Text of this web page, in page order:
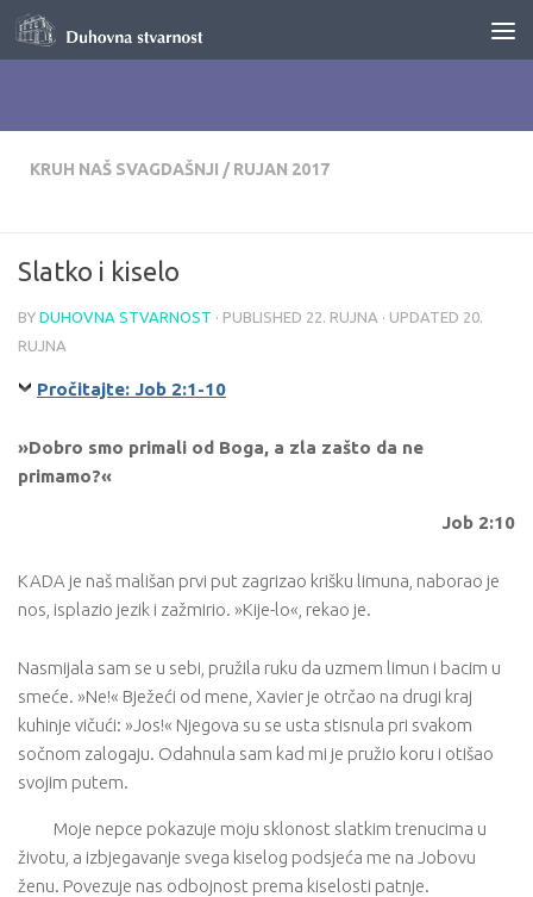
Skip to content
KRUH NAŠ SVAGDAŠNJI / RUJAN 2017
Slatko i kiselo
BY DUHOVNA STVARNOST · PUBLISHED 22. RUJNA · UPDATED 20.
RUJNA
Pročitajte: Job 2:1-10
»Dobro smo primali od Boga, a zla zašto da ne
primamo?«
Job 2:10
KADA je naš mališan prvi put zagrizao krišku limuna, naborao je
nos, isplazio jezik i zažmirio. »Kije-lo«, rekao je.
Nasmijala sam se u sebi, pružila ruku da uzmem limun i bacim u
smeće. »Ne!« Bježeći od mene, Xavier je otrčao na drugi kraj
kuhinje vičući: »Jos!« Njegova su se usta stisnula pri svakom
sočnom zalogaju. Odahnula sam kad mi je pružio koru i otišao
svojim putem.
Moje nepce pokazuje moju sklonost slatkim trenucima u
životu, a izbjegavanje svega kiselog podsjeća me na Jobovu
ženu. Povezuje nas odbojnost prema kiselosti patnje.